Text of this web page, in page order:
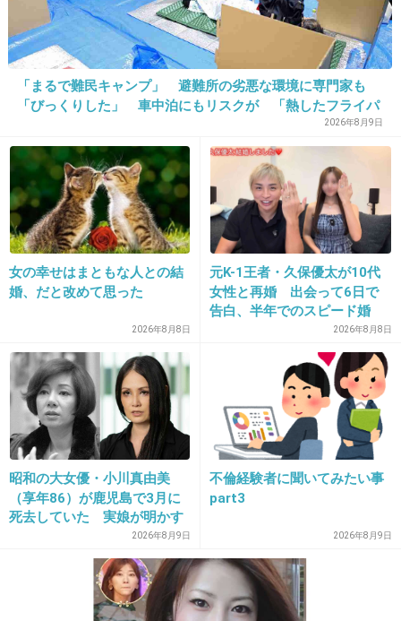
二人目欲しいとか言ってたのに…
東尾理子、２人目妊娠への悩みを告白「ゆ
っくりしてられる年でもないし」
girlschannel.net
東尾理子、２人目妊娠への悩みを告白「ゆっくりしてられる年でもない
し」 （一部抜粋） 最近、卒乳はいつになるのかと、考えるようになった
私。 何故かと言うと、理汰郎のおっぱい依存が強くなってきたから… この
まま行くと、どのタイミングでおっぱいが終る...
+43 -3
23. 匿名2013/12/12(木) 21:24:47
石田純一は奥さんに子供ができるといつも次の
-6
24. 匿名 2013/12/12(木) 21:25:05
理子、顔しわしわ。ふけすぎ。
2013/12/12(木) 21:25:46
「まるで難民キャンプ」 避難所の劣悪な環境に専門家も
「びっくりした」 車中泊にもリスクが 「熱したフライパ
2026年8月9日
女の幸せはまともな人との結
婚、だと改めて思った
2026年8月8日
元K-1王者・久保優太が10代
女性と再婚 出会って6日で
告白、半年でのスピード婚
2026年8月8日
昭和の大女優・小川真由美
（享年86）が鹿児島で3月に
死去していた 実娘が明かす
「毒母」の素顔と空白の晩年
2026年8月9日
不倫経験者に聞いてみたい事
part3
2026年8月9日